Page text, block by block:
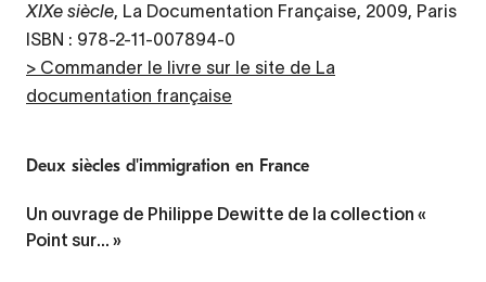
XIXe siècle, La Documentation Française, 2009, Paris
ISBN : 978-2-11-007894-0
> Commander le livre sur le site de La
documentation française
Deux siècles d'immigration en France
Un ouvrage de Philippe Dewitte de la collection «
Point sur… »